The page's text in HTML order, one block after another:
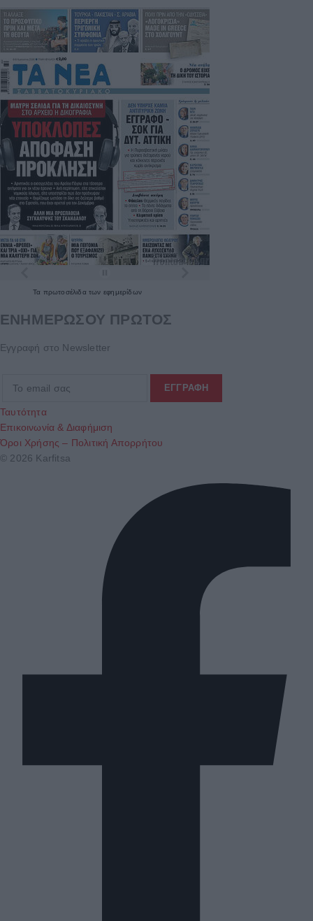
Τα πρωτοσέλιδατων εφημερίδων
ΕΝΗΜΕΡΩΣΟΥ ΠΡΩΤΟΣ
Εγγραφή στο Newsletter
Ταυτότητα
Επικοινωνία & Διαφήμιση
Όροι Χρήσης – Πολιτική Απορρήτου
© 2026 Karfitsa